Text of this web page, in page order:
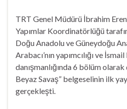
TRT Genel Müdürü İbrahim
Yapımlar Koordinatörlüğü
Doğu Anadolu ve Güneydoğu
Arabacı’nın yapımcılığı ve
danışmanlığında 6 bölüm
Beyaz Savaş” belgeselinin ilk
gerçekleşti.